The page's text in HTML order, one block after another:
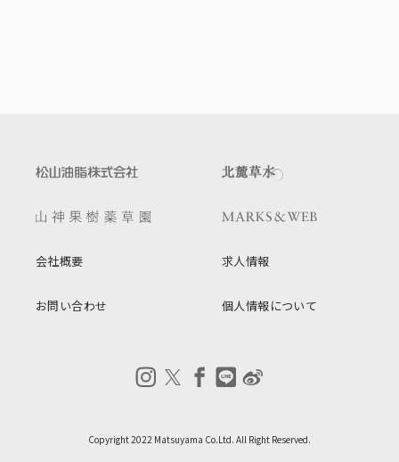
会社概要 求人情報
お問い合わせ 個人情報について
Copyright 2022 Matsuyama Co.Ltd. All Right Reserved.